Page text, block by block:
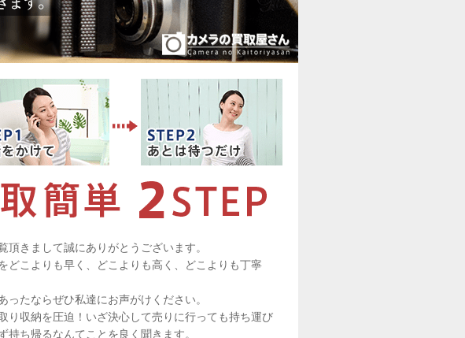
きまして誠にありがとうございます。
どこよりも早く、どこよりも高く、どこよりも丁寧
たならぜひ私達にお声がけください。
り収納を圧迫！いざ決心して売りに行っても持ち運び
ち帰るなんてことを良く聞きます。